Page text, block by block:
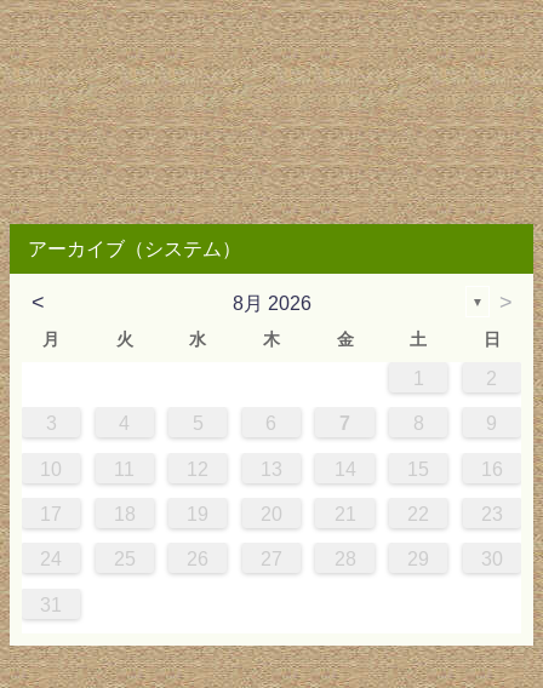
アーカイブ（システム）
< 8月 2026 ▼ >
月 火 水 木 金 土 日
1 2
3 4 5 6 7 8 9
10 11 12 13 14 15 16
17 18 19 20 21 22 23
24 25 26 27 28 29 30
31